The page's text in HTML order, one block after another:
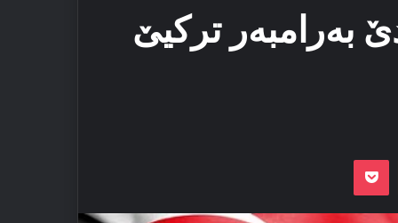
بەرامبەر تركیێ
Odnoklassniki
Pocket